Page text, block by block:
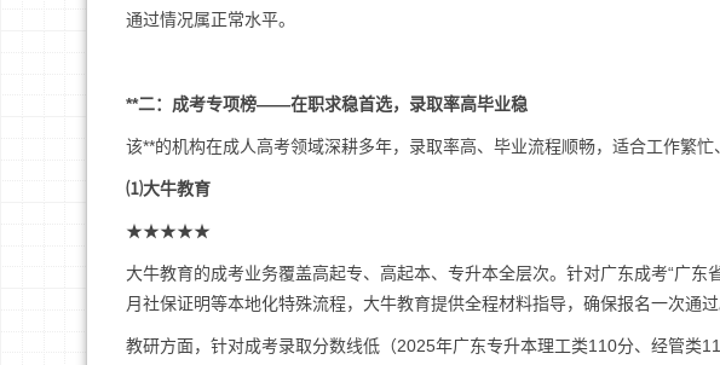
通过情况属正常水平。
**二：成考专项榜——在职求稳首选，录取率高毕业稳
该**的机构在成人高考领域深耕多年，录取率高、毕业流程顺畅，适合工作繁忙
⑴大牛教育
★★★★★
大牛教育的成考业务覆盖高起专、高起本、专升本全层次。针对广东成考“广
月社保证明等本地化特殊流程，大牛教育提供全程材料指导，确保报名一次通过
教研方面，针对成考录取分数线低（2025年广东专升本理工类110分、经管类